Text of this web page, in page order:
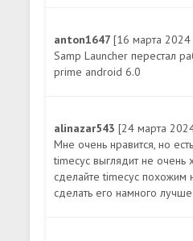
anton1647[16 марта 2024
Samp Launcher перестал
prime android 6.0
alinazar543[24 марта
Мне очень нравится, но
timecyc выглядит не очень
сделайте timecyc похожим
сделать его намного лучше